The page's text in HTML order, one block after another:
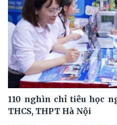
110 nghìn chỉ tiêu học
THCS, THPT Hà Nội